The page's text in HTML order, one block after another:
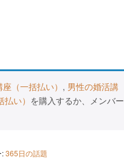
（一括払い） , 男性の婚活講
い） を購入するか、メンバー
:365日の話題